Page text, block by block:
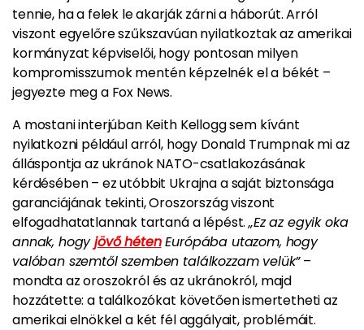
tennie, ha a felek le akarják zárni a háborút. Arról
viszont egyelőre szűkszavúan nyilatkoztak az amerikai
kormányzat képviselői, hogy pontosan milyen
kompromisszumok mentén képzelnék el a békét –
jegyezte meg a Fox News.
A mostani interjúban Keith Kellogg sem kívánt
nyilatkozni például arról, hogy Donald Trumpnak mi az
álláspontja az ukránok NATO-csatlakozásának
kérdésében – ez utóbbit Ukrajna a saját biztonsága
garanciájának tekinti, Oroszország viszont
elfogadhatatlannak tartaná a lépést.„Ez az egyik oka
annak, hogyjövő hétenEurópába utazom, hogy
valóban szemtől szemben találkozzam velük”–
mondta az oroszokról és az ukránokról, majd
hozzátette: a találkozókat követően ismertetheti az
amerikai elnökkel a két fél aggályait, problémáit.